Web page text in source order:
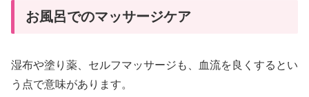
お風呂でのマッサージケア
湿布や塗り薬、セルフマッサージも、血流を良くするとい
う点で意味があります。